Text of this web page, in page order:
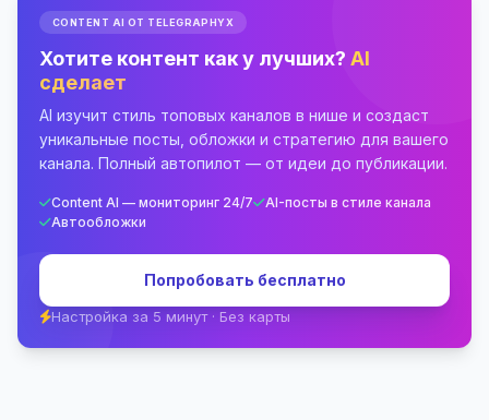
CONTENT AI ОТ TELEGRAPHYX
Хотите контент как у лучших? AI
сделает
AI изучит стиль топовых каналов в нише и создаст
уникальные посты, обложки и стратегию для вашего
канала. Полный автопилот — от идеи до публикации.
Content AI — мониторинг 24/7
AI-посты в стиле канала
Автообложки
Попробовать бесплатно
Настройка за 5 минут · Без карты